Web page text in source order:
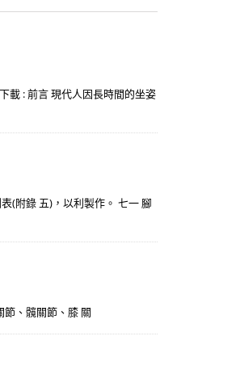
載 : 前言 現代人因長時間的坐姿
(附錄 五)，以利製作。 七一 腳
節、髖關節、膝 關